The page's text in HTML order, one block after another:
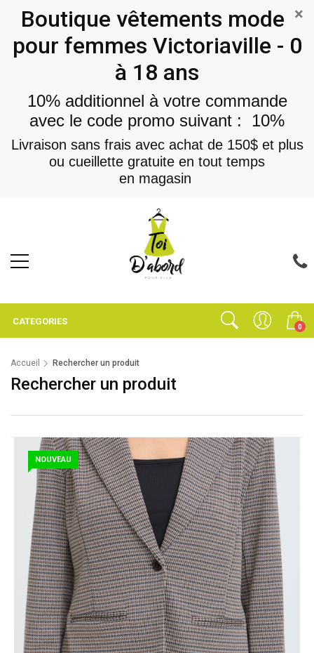
×
Boutique vêtements mode
pour femmes Victoriaville - 0
à 18 ans
10% additionnel à votre commande
avec le code promo suivant : 10%
Livraison sans frais avec achat de 150$ et plus
ou cueillette gratuite en tout temps
en magasin
0
CATEGORIES
Accueil Rechercher un produit
Rechercher un produit
NOUVEAU